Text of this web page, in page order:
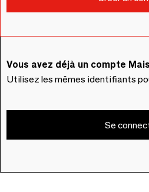
Vous avez déjà un compte
Utilisez les mêmes identifiants
Se